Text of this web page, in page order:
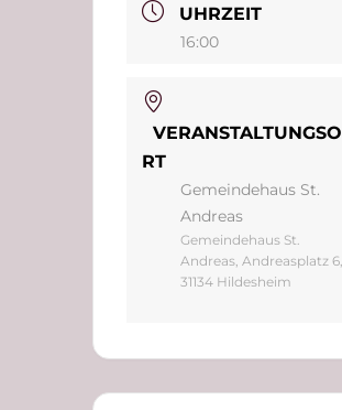
UHRZEIT
16:00
VERANSTALTUNGSO
RT
Gemeindehaus St.
Andreas
Gemeindehaus St.
Andreas, Andreasplatz 6,
31134 Hildesheim